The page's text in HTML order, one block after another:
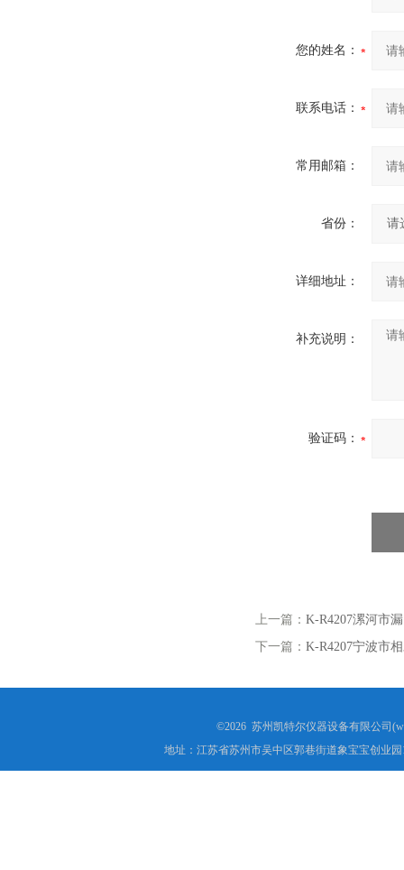
您的姓名：
联系电话：
常用邮箱：
省份：
详细地址：
补充说明：
验证码：
上一篇： K-R4207漯河市
下一篇： K-R4207宁波市
©2026 苏州凯特尔仪器设备有限公司
地址：江苏省苏州市吴中区郭巷街道象宝宝创业